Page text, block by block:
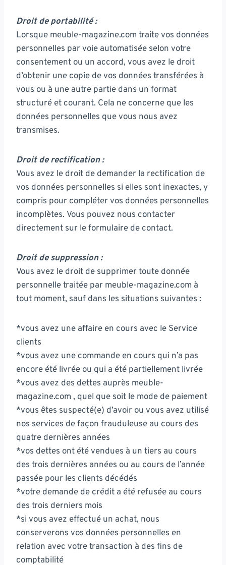
Droit de portabilité :
Lorsque meuble-magazine.com traite vos données
personnelles par voie automatisée selon votre
consentement ou un accord, vous avez le droit
d’obtenir une copie de vos données transférées à
vous ou à une autre partie dans un format
structuré et courant. Cela ne concerne que les
données personnelles que vous nous avez
transmises.
Droit de rectification :
Vous avez le droit de demander la rectification de
vos données personnelles si elles sont inexactes, y
compris pour compléter vos données personnelles
incomplètes. Vous pouvez nous contacter
directement sur le formulaire de contact.
Droit de suppression :
Vous avez le droit de supprimer toute donnée
personnelle traitée par meuble-magazine.com à
tout moment, sauf dans les situations suivantes :
*vous avez une affaire en cours avec le Service
clients
*vous avez une commande en cours qui n’a pas
encore été livrée ou qui a été partiellement livrée
*vous avez des dettes auprès meuble-
magazine.com , quel que soit le mode de paiement
*vous êtes suspecté(e) d’avoir ou vous avez utilisé
nos services de façon frauduleuse au cours des
quatre dernières années
*vos dettes ont été vendues à un tiers au cours
des trois dernières années ou au cours de l’année
passée pour les clients décédés
*votre demande de crédit a été refusée au cours
des trois derniers mois
*si vous avez effectué un achat, nous
conserverons vos données personnelles en
relation avec votre transaction à des fins de
comptabilité